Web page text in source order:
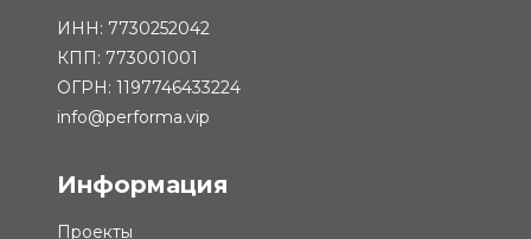
ИНН: 7730252042
КПП: 773001001
ОГРН: 1197746433224
info@performa.vip
Информация
Проекты